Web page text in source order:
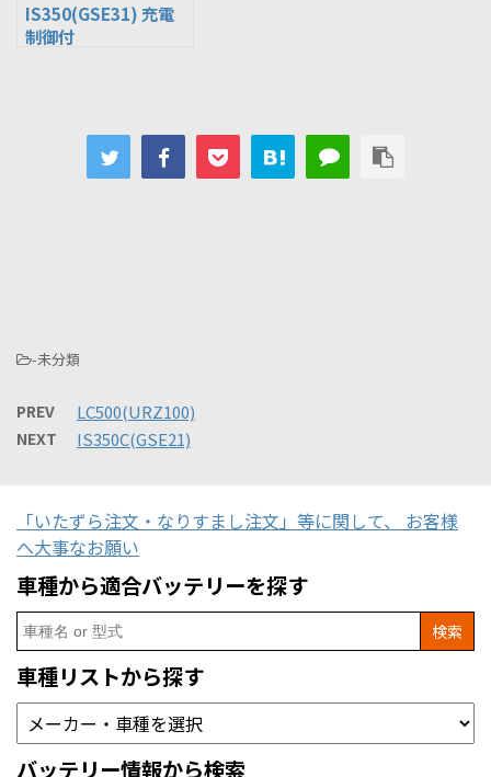
IS350(GSE31) 充電
制御付
-未分類
PREV LC500(URZ100)
NEXT IS350C(GSE21)
「いたずら注文・なりすまし注文」等に関して、 お客様
へ大事なお願い
車種から適合バッテリーを探す
Search
for:
車種リストから探す
バッテリー情報から検索